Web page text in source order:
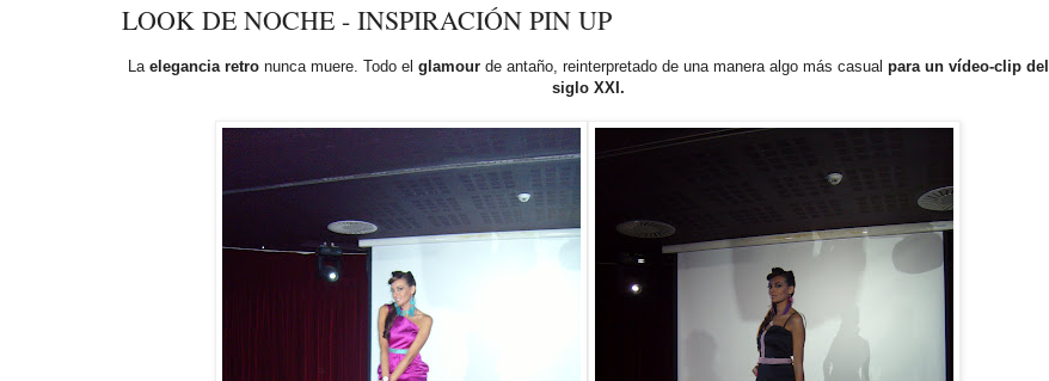
LOOK DE NOCHE - INSPIRACIÓN PIN UP
La elegancia retronunca muere. Todo el glamourde antaño, reinterpretado de una manera algo más casual para un vídeo-clip del
siglo XXI.